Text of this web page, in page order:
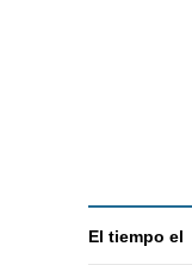
El tiempo el